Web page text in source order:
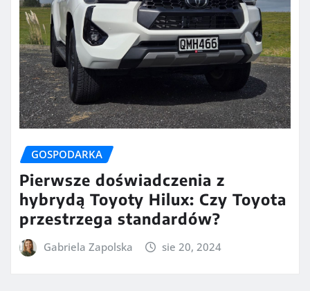
GOSPODARKA
Pierwsze doświadczenia z
hybrydą Toyoty Hilux: Czy Toyota
przestrzega standardów?
Gabriela Zapolska sie 20, 2024